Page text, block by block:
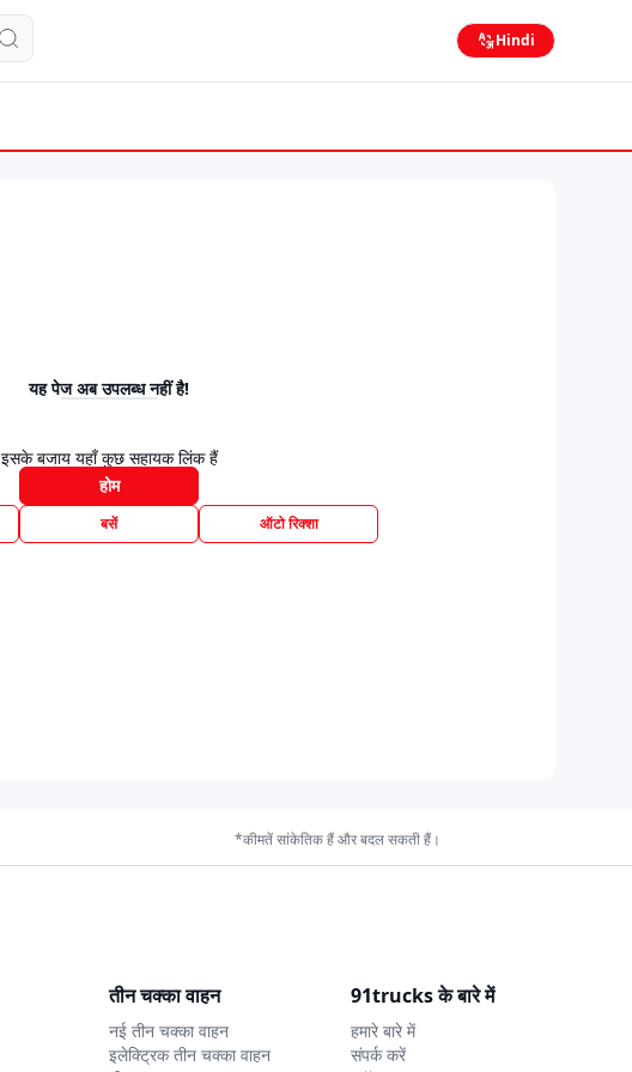
Hindi
यह पेज अब उपलब्ध नहीं है!
इसके बजाय यहाँ कुछ सहायक लिंक हैं
होम
बसें ऑटो रिक्शा
*कीमतें सांकेतिक हैं और बदल सकती हैं।
तीन चक्का वाहन
नई तीन चक्का वाहन
इलेक्ट्रिक तीन चक्का वाहन
91trucks के बारे में
हमारे बारे में
संपर्क करें